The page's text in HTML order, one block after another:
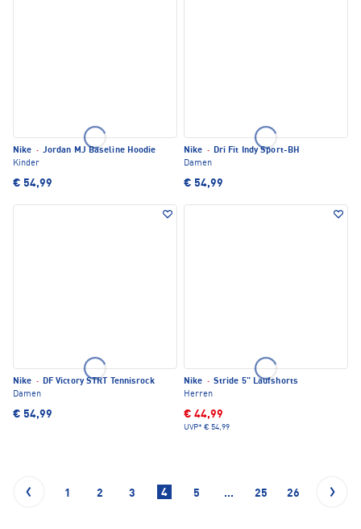
Nike · Jordan MJ Baseline Hoodie
Kinder
€ 54,99
Nike · Dri Fit Indy Sport-BH
Damen
€ 54,99
Nike · DF Victory STRT Tennisrock
Damen
€ 54,99
Nike · Stride 5" Laufshorts
Herren
€ 44,99
UVP* € 54,99
1 2 3 4 5 ... 25 26